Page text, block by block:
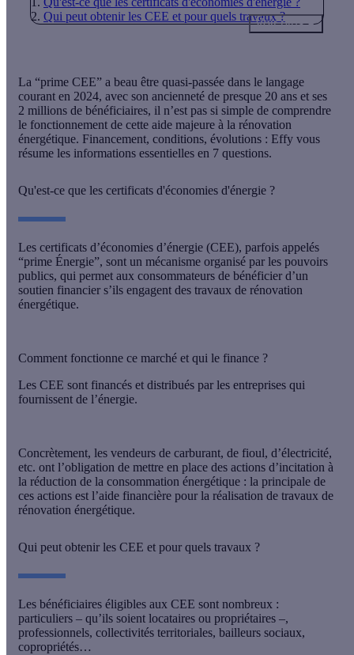
Qui peut obtenir les CEE et pour quels travaux ?
Voir plus
La “prime CEE” a beau être quasi-passée dans le langage
courant en 2024, avec son ancienneté de presque 20 ans et ses
2 millions de bénéficiaires, il n’est pas si simple de comprendre
le fonctionnement de cette aide majeure à la rénovation
énergétique. Financement, conditions, évolutions : Effy vous
résume les informations essentielles en 7 questions.
Qu'est-ce que les certificats d'économies d'énergie ?
Les certificats d’économies d’énergie (CEE), parfois appelés
“prime Énergie”, sont un mécanisme organisé par les pouvoirs
publics, qui permet aux consommateurs de bénéficier d’un
soutien financier s’ils engagent des travaux de rénovation
énergétique.
Comment fonctionne ce marché et qui le finance ?
Les CEE sont financés et distribués par les entreprises qui
fournissent de l’énergie.
Concrètement, les vendeurs de carburant, de fioul, d’électricité,
etc. ont l’obligation de mettre en place des actions d’incitation à
la réduction de la consommation énergétique : la principale de
ces actions est l’aide financière pour la réalisation de travaux de
rénovation énergétique.
Qui peut obtenir les CEE et pour quels travaux ?
Les bénéficiaires éligibles aux CEE sont nombreux :
particuliers – qu’ils soient locataires ou propriétaires –,
professionnels, collectivités territoriales, bailleurs sociaux,
copropriétés…